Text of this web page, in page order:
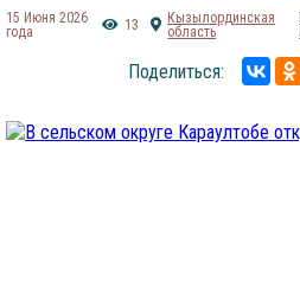
15 Июня 2026
года
13
Кызылординская
область
Поделиться: